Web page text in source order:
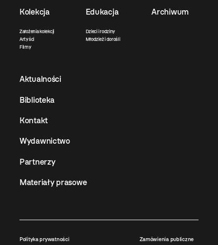
Kolekcja
Założenia kolekcji
Artyści
Filmy
Edukacja
Dzieci i rodziny
Młodzież i dorośli
Archiwum
Aktualności
Biblioteka
Kontakt
Wydawnictwo
Partnerzy
Materiały prasowe
Polityka prywatności Zamówienia publiczne